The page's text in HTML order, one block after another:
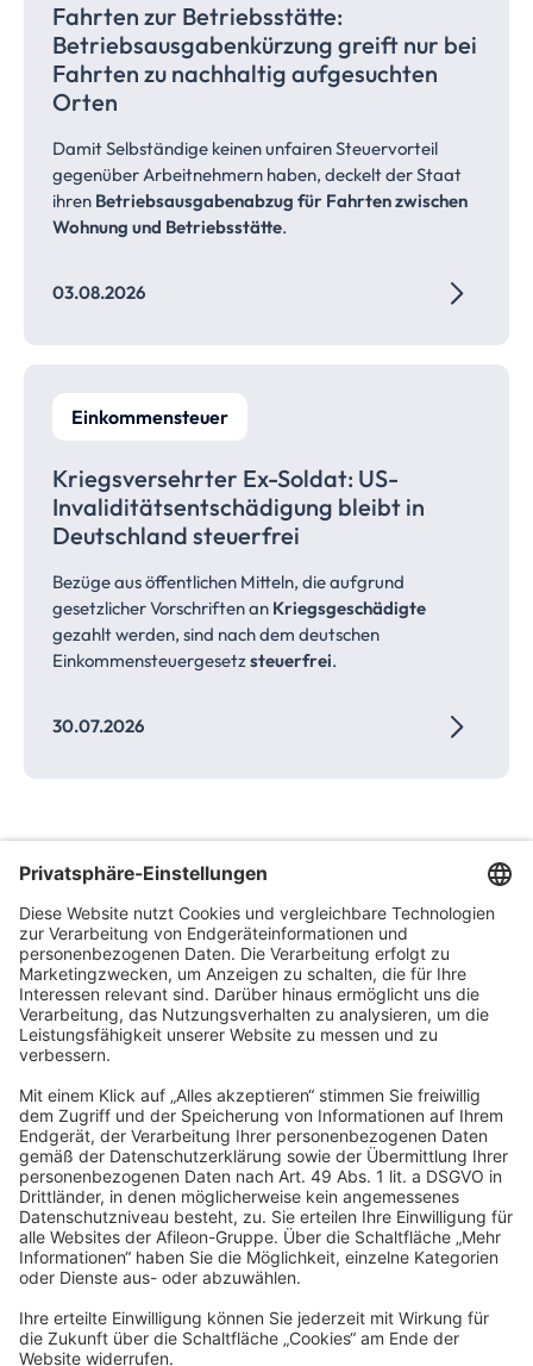
Fahrten zur Betriebsstätte:
Betriebsausgabenkürzung greift nur bei
Fahrten zu nachhaltig aufgesuchten
Orten
Damit Selbständige keinen unfairen Steuervorteil
gegenüber Arbeitnehmern haben, deckelt der Staat
ihren Betriebsausgabenabzug für Fahrten zwischen
Wohnung und Betriebsstätte.
03.08.2026
Einkommensteuer
Kriegsversehrter Ex-Soldat: US-
Invaliditätsentschädigung bleibt in
Deutschland steuerfrei
Bezüge aus öffentlichen Mitteln, die aufgrund
gesetzlicher Vorschriften an Kriegsgeschädigte
gezahlt werden, sind nach dem deutschen
Einkommensteuergesetzsteuerfrei.
30.07.2026
BFS Steuerberatung GmbH
Berliner Straße 75
info@b-f-s.de
Impressum
Datenschutz
Barrierefreiheitserklärung
Cookies